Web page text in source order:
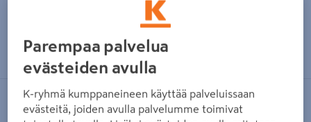
Zoomaa kuvaa sormilla kosketusnäytöllä
EINHELL
Parempaa palvelua
evästeiden avulla
K-ryhmä kumppaneineen käyttää palveluissaan
evästeitä, joiden avulla palvelumme toimivat